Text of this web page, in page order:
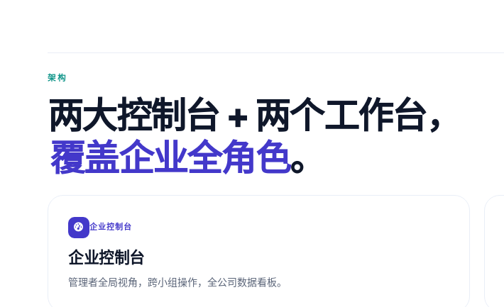
架构
两大控制台 + 两个工作台，
覆盖企业全角色。
企业控制台
企业控制台
管理者全局视角，跨小组操作，全公司数据看板。